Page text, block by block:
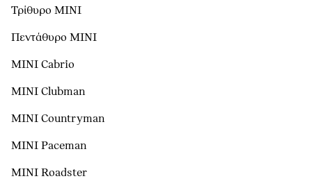
Τρίθυρο MINI
Πεντάθυρο MINI
MINI Cabrio
MINI Clubman
MINI Countryman
MINI Paceman
MINI Roadster